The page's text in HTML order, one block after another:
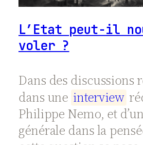
L’Etat peut-il
voler ?
Dans des discussions
dans une interview
Philippe Nemo, et
générale dans la